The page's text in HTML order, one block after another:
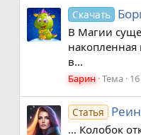
Скачать
В Магии
в...
Барин Тема
Статья
… Колобок